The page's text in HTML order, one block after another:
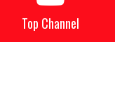
Top Channel